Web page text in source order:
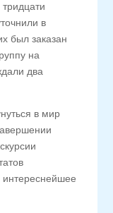
в
был заказан
на
два
в мир
интереснейшее